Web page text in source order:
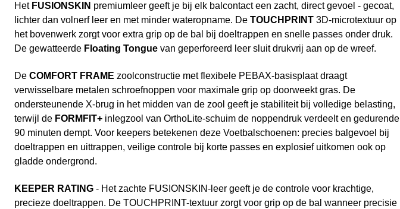
Het FUSIONSKIN premiumleer geeft je bij elk balcontact een zacht, direct gevoel - gecoat,
lichter dan volnerf leer en met minder wateropname. De TOUCHPRINT 3D-microtextuur op
het bovenwerk zorgt voor extra grip op de bal bij doeltrappen en snelle passes onder druk.
De gewatteerde Floating Tongue van geperforeerd leer sluit drukvrij aan op de wreef.
De COMFORT FRAME zoolconstructie met flexibele PEBAX-basisplaat draagt
verwisselbare metalen schroefnoppen voor maximale grip op doorweekt gras. De
ondersteunende X-brug in het midden van de zool geeft je stabiliteit bij volledige belasting,
terwijl de FORMFIT+ inlegzool van OrthoLite-schuim de noppendruk verdeelt en gedurende
90 minuten dempt. Voor keepers betekenen deze Voetbalschoenen: precies balgevoel bij
doeltrappen en uittrappen, veilige controle bij korte passes en explosief uitkomen ook op
gladde ondergrond.
KEEPER RATING - Het zachte FUSIONSKIN-leer geeft je de controle voor krachtige,
precieze doeltrappen. De TOUCHPRINT-textuur zorgt voor grip op de bal wanneer precisie